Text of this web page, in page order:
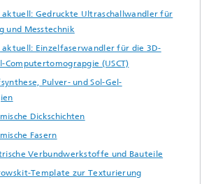
aktuell: Gedruckte Ultraschallwandler für
und Messtechnik
aktuell: Einzelfaserwandler für die 3D-
Computertomograpgie (USCT)
Pulver- und Sol-Gel-
Dickschichten
Fasern
Verbundwerkstoffe und Bauteile
Template zur Texturierung